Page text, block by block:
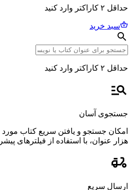
حداقل ۲ کاراکتر وارد کنید
سبد خرید
حداقل ۲ کاراکتر وارد کنید
جستجوی آسان
هزار عنوان، با استفاده از فیلترهای
ارسال سریع